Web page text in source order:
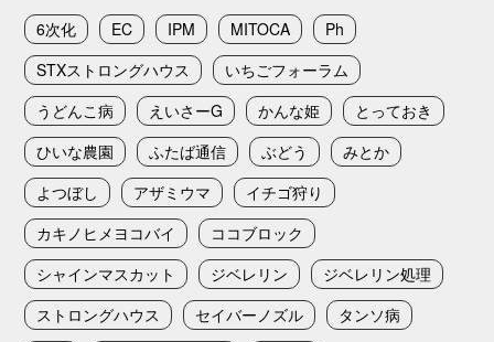
6次化 EC IPM MITOCA
Ph
STXストロングハウス
いちごフォーラム
うどんこ病
えいさーG かんな姫
とっておき
ひいな農園
ふたば通信 ぶどう
みとか
よつぼし
アザミウマ
イチゴ狩り
カキノヒメヨコバイ
ココブロック
シャインマスカット
ジベレリン
ジベレリン処理
ストロングハウス
セイバーノズル
タンソ病